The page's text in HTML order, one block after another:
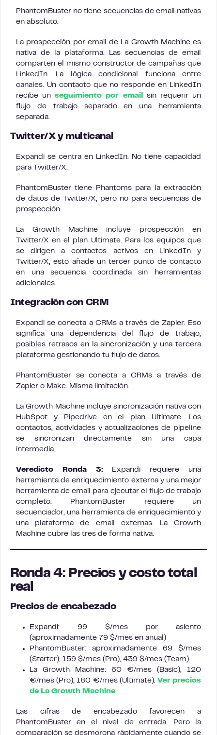
PhantomBuster no tiene secuencias de email nativas
en absoluto.
La prospección por email de La Growth Machine es
nativa de la plataforma. Las secuencias de email
comparten el mismo constructor de campañas que
LinkedIn. La lógica condicional funciona entre
canales. Un contacto que no responde en LinkedIn
recibe unseguimiento por email
sin requerir un
flujo de trabajo separado en una herramienta
separada.
Twitter/X y multicanal
Expandi se centra en LinkedIn. No tiene capacidad
para Twitter/X.
PhantomBuster tiene Phantoms para la extracción
de datos de Twitter/X, pero no para secuencias de
prospección.
La Growth Machine incluye prospección en
Twitter/X en el plan Ultimate. Para los equipos que
se dirigen a contactos activos en LinkedIn y
Twitter/X, esto añade un tercer punto de contacto
en una secuencia coordinada sin herramientas
adicionales.
Integración con CRM
Expandi se conecta a CRMs a través de Zapier. Eso
significa una dependencia del flujo de trabajo,
posibles retrasos en la sincronización y una tercera
plataforma gestionando tu flujo de datos.
PhantomBuster se conecta a CRMs a través de
Zapier o Make. Misma limitación.
La Growth Machine incluye sincronización nativa con
HubSpot y Pipedrive en el plan Ultimate. Los
contactos, actividades y actualizaciones de pipeline
se sincronizan directamente sin una capa
intermedia.
Veredicto Ronda 3:Expandi requiere una
herramienta de enriquecimiento externa y una mejor
herramienta de email para ejecutar el flujo de trabajo
completo. PhantomBuster requiere un
secuenciador, una herramienta de enriquecimiento y
una plataforma de email externas. La Growth
Machine cubre las tres de forma nativa.
Ronda 4: Precios y costo total
real
Precios de encabezado
Expandi: 99 $/mes por asiento
(aproximadamente 79 $/mes en anual)
PhantomBuster: aproximadamente 69 $/mes
(Starter), 159 $/mes (Pro), 439 $/mes (Team)
La Growth Machine: 60 €/mes (Basic), 120
€/mes (Pro), 180 €/mes (Ultimate). Ver precios
de La Growth Machine
Las cifras de encabezado favorecen a
PhantomBuster en el nivel de entrada. Pero la
comparación se desmorona rápidamente cuando se